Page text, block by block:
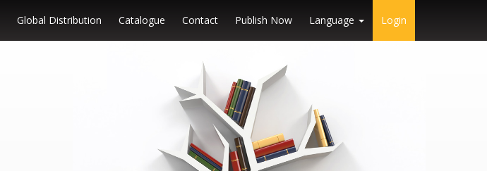
Global Distribution Catalogue Contact Publish Now Language Login